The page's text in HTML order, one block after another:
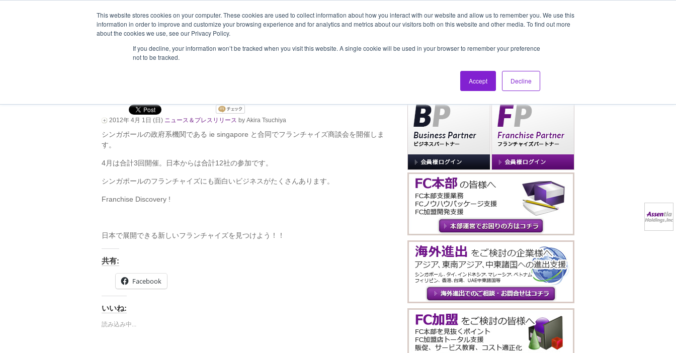
This website stores cookies on your computer. These cookies are used to collect information about how you interact with our website and allow us to remember you. We use this
information in order to improve and customize your browsing experience and for analytics and metrics about our visitors both on this website and other media. To find out more
about the cookies we use, see our Privacy Policy.
If you decline, your information won’t be tracked when you visit this website. A single cookie will be used in your browser to remember your preference
not to be tracked.
Accept Decline
企業情報 支援企業一覧 事業内容 New Project お問合せ セミナー＆イベント 社長ブログ FAQ
2012年 4月 1日 (日) ニュース＆プレスリリース by Akira Tsuchiya
シンガポールの政府系機関である ie singapore と合同でフランチャイズ商談会を開催しま
す。
4月は合計3回開催。日本からは合計12社の参加です。
シンガポールのフランチャイズにも面白いビジネスがたくさんあります。
Franchise Discovery !
日本で展開できる新しいフランチャイズを見つけよう！！
共有:
Facebook
いいね:
読み込み中...